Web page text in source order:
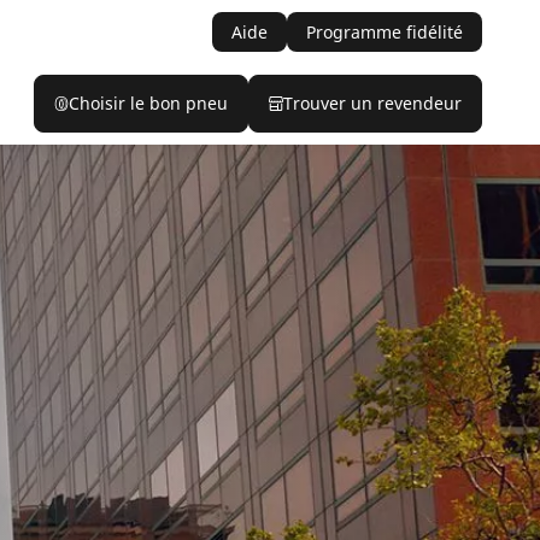
Aide Programme fidélité
Choisir le bon pneu Trouver un revendeur